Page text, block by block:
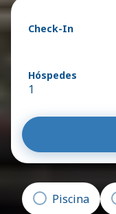
Check-In
Hóspedes
1
Piscina